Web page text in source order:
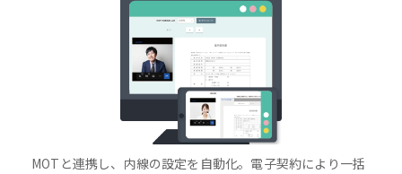
MOTと連携し、内線の設定を自動化。電子契約により一括